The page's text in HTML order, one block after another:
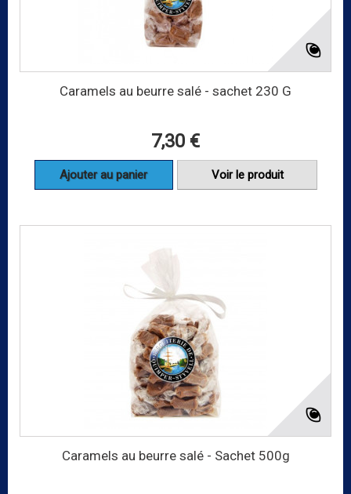
Caramels au beurre salé - sachet 230 G
7,30 €
Ajouter au panier Voir le produit
Caramels au beurre salé - Sachet 500g